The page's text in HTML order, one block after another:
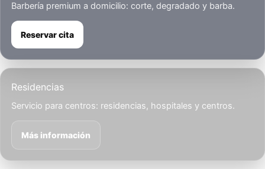
Barbería premium a domicilio: corte, degradado y barba.
Reservar cita
Residencias
Servicio para centros: residencias, hospitales y centros.
Más información